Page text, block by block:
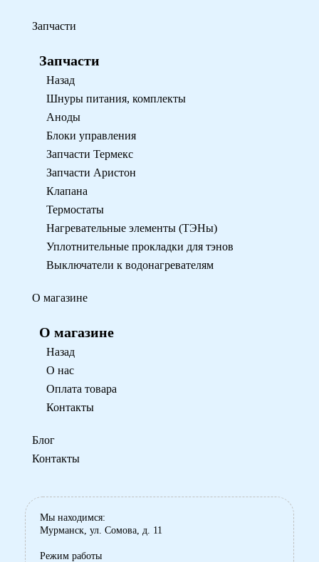
Запчасти
Запчасти
Назад
Шнуры питания, комплекты
Аноды
Блоки управления
Запчасти Термекс
Запчасти Аристон
Клапана
Термостаты
Нагревательные элементы (ТЭНы)
Уплотнительные прокладки для тэнов
Выключатели к водонагревателям
О магазине
О магазине
Назад
О нас
Оплата товара
Контакты
Блог
Контакты
Мы находимся:
Мурманск, ул. Сомова, д. 11
Режим работы